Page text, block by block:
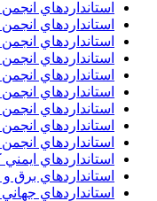
استانداردهاي
استانداردهاي
استانداردهاي
استانداردهاي
استانداردهاي
استانداردهاي
استانداردهاي
استانداردهاي
استانداردهاي
استانداردهاي ايمني
استانداردهاي برق و
استانداردهاي